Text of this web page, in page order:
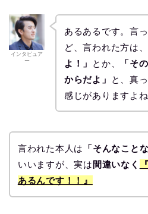
インタビュア
ー
あるあるです。言
ど、言われた方は、
よ！」
とか、
「そ
からだよ」
と、真
感じがありますよね
言われた本人は 「そんなこと
いいますが、実は 間違いなく
あるんです！！』